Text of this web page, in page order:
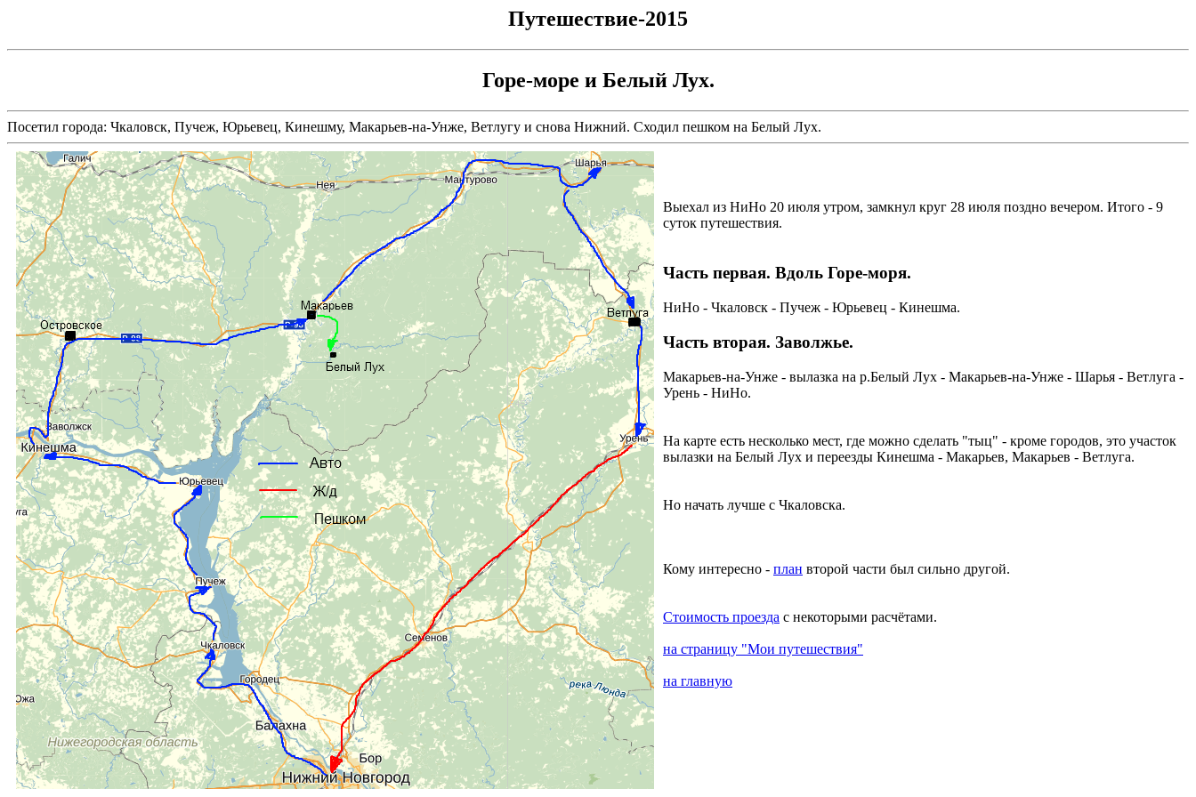
Путешествие-2015
Горе-море и Белый Лух.
Посетил города: Чкаловск, Пучеж, Юрьевец, Кинешму, Макарьев-на-Унже, Ветлугу и снова Нижний. Сходил пешком на Белый Лух.
Выехал из НиНо 20 июля утром, замкнул круг 28 июля поздно вечером. Итого - 9
суток путешествия.
Часть первая. Вдоль Горе-моря.
НиНо - Чкаловск - Пучеж - Юрьевец - Кинешма.
Часть вторая. Заволжье.
Макарьев-на-Унже - вылазка на р.Белый Лух - Макарьев-на-Унже - Шарья - Ветлуга -
Урень - НиНо.
На карте есть несколько мест, где можно сделать "тыц" - кроме городов, это участок
вылазки на Белый Лух и переезды Кинешма - Макарьев, Макарьев - Ветлуга.
Но начать лучше с Чкаловска.
Кому интересно - план второй части был сильно другой.
Стоимость проезда с некоторыми расчётами.
на страницу "Мои путешествия"
на главную